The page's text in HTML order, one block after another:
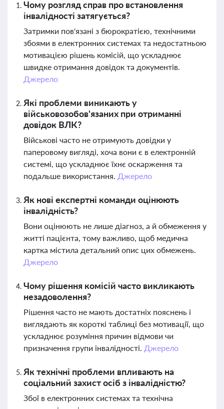
Чому розгляд справ про встановлення
інвалідності затягується?
Затримки пов'язані з бюрократією, технічними
збоями в електронних системах та недостатньою
мотивацією рішень комісій, що ускладнює
швидке отримання довідок та документів.
Джерело
Які проблеми виникають у
військовозобов'язаних при отриманні
довідок ВЛК?
Військові часто не отримують довідки у
паперовому вигляді, хоча вони є в електронній
системі, що ускладнює їхнє оскарження та
подальше використання. Джерело
Як нові експертні команди оцінюють
інвалідність?
Вони оцінюють не лише діагноз, а й обмеження у
житті пацієнта, тому важливо, щоб медична
картка містила детальний опис цих обмежень.
Джерело
Чому рішення комісій часто викликають
незадоволення?
Рішення часто не мають достатніх пояснень і
виглядають як короткі таблиці без мотивації, що
ускладнює розуміння причин відмови чи
призначення групи інвалідності. Джерело
Як технічні проблеми впливають на
соціальний захист осіб з інвалідністю?
Збої в електронних системах та технічна